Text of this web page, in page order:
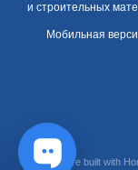
и строительных
Мобильная
Online store built with